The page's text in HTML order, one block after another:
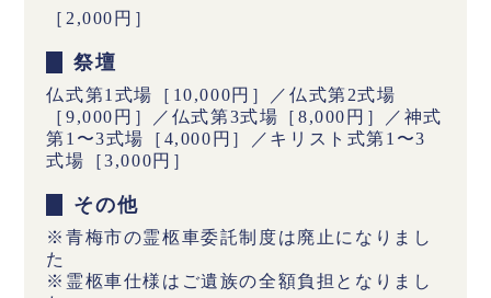
［2,000円］
祭壇
仏式第1式場［10,000円］／仏式第2式場
［9,000円］／仏式第3式場［8,000円］／神式
第1〜3式場［4,000円］／キリスト式第1〜3
式場［3,000円］
その他
※青梅市の霊柩車委託制度は廃止になりまし
た
※霊柩車仕様はご遺族の全額負担となりまし